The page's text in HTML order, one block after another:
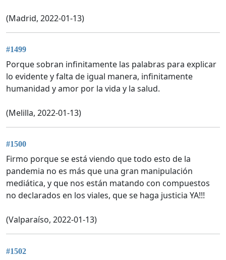
(Madrid, 2022-01-13)
#1499
Porque sobran infinitamente las palabras para explicar
lo evidente y falta de igual manera, infinitamente
humanidad y amor por la vida y la salud.
(Melilla, 2022-01-13)
#1500
Firmo porque se está viendo que todo esto de la
pandemia no es más que una gran manipulación
mediática, y que nos están matando con compuestos
no declarados en los viales, que se haga justicia YA!!!
(Valparaíso, 2022-01-13)
#1502